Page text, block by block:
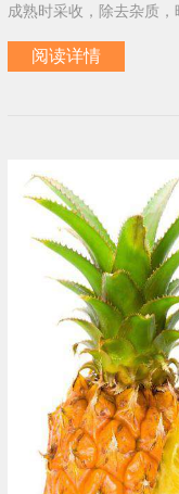
成熟时采收，除去杂质，
阅读详情